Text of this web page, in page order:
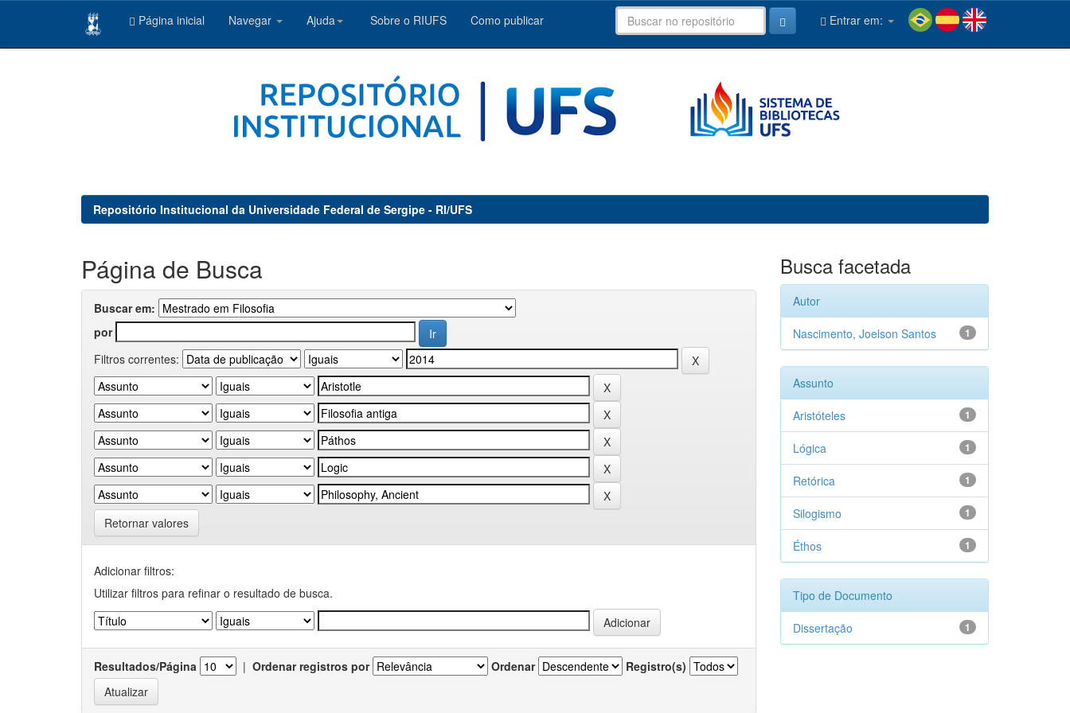
Página inicial Navegar Ajuda Sobre o RIUFS Como publicar Entrar em:
Repositório Institucional da Universidade Federal de Sergipe - RI/UFS
Página de Busca
Buscar em:
por
Filtros correntes:
Retornar valores
Adicionar filtros:
Utilizar filtros para refinar o resultado de busca.
Resultados/Página | Ordenar registros por Ordenar Registro(s)
Busca facetada
Autor
1
Nascimento, Joelson Santos
Assunto
1
Aristóteles
1
Lógica
1
Retórica
1
Silogismo
1
Éthos
Tipo de Documento
1
Dissertação